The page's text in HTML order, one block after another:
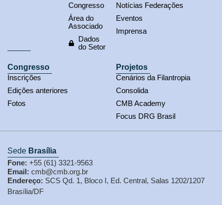
Congresso
Área do
Associado
Dados
do Setor
Notícias Federações
Eventos
Imprensa
Congresso
Inscrições
Edições anteriores
Fotos
Projetos
Cenários da Filantropia
Consolida
CMB Academy
Focus DRG Brasil
Sede Brasília
Fone: +55 (61) 3321-9563
Email: cmb@cmb.org.br
Endereço: SCS Qd. 1, Bloco I, Ed. Central, Salas 1202/1207
Brasília/DF